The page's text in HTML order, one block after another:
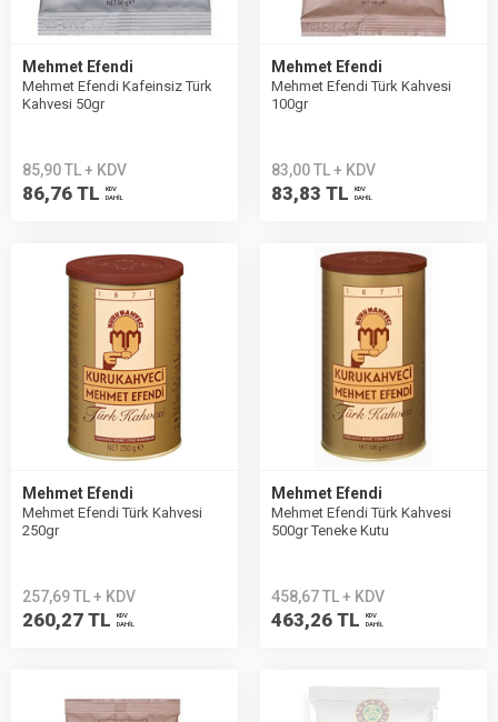
Mehmet Efendi
Mehmet Efendi Kafeinsiz Türk
Kahvesi 50gr
85,90 TL + KDV
86,76 TL
KDV
DAHİL
Mehmet Efendi
Mehmet Efendi Türk Kahvesi
100gr
83,00 TL + KDV
83,83 TL
KDV
DAHİL
Mehmet Efendi
Mehmet Efendi Türk Kahvesi
250gr
257,69 TL + KDV
260,27 TL
KDV
DAHİL
Mehmet Efendi
Mehmet Efendi Türk Kahvesi
500gr Teneke Kutu
458,67 TL + KDV
463,26 TL
KDV
DAHİL